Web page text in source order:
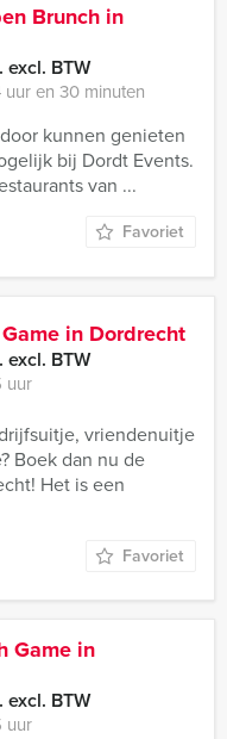
Brunch in
excl. BTW
uur en 30 minuten
kunnen genieten
bij Dordt Events.
van ...
Favoriet
in Dordrecht
excl. BTW
uur
vriendenuitje
Boek dan nu de
Het is een
Favoriet
Game in
excl. BTW
uur